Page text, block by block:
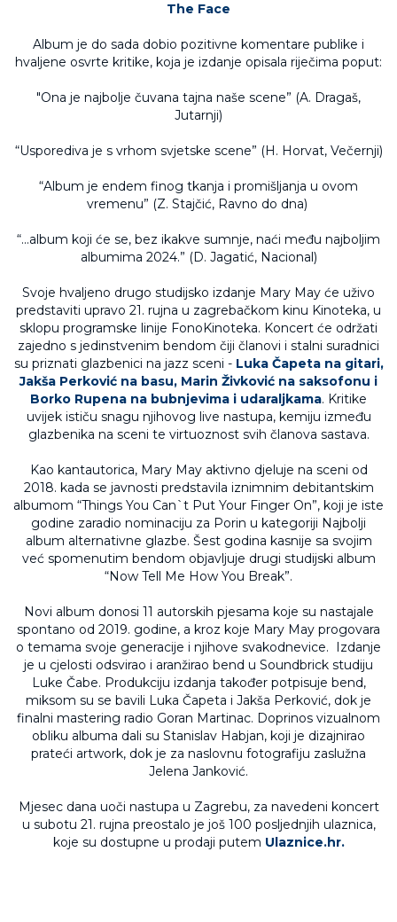
The Face
Album je do sada dobio pozitivne komentare publike i
hvaljene osvrte kritike, koja je izdanje opisala riječima poput:
"Ona je najbolje čuvana tajna naše scene” (A. Dragaš,
Jutarnji)
“Usporediva je s vrhom svjetske scene” (H. Horvat, Večernji)
“Album je endem finog tkanja i promišljanja u ovom
vremenu” (Z. Stajčić, Ravno do dna)
“...album koji će se, bez ikakve sumnje, naći među najboljim
albumima 2024.” (D. Jagatić, Nacional)
Svoje hvaljeno drugo studijsko izdanje Mary May će uživo
predstaviti upravo 21. rujna u zagrebačkom kinu Kinoteka, u
sklopu programske linije FonoKinoteka. Koncert će održati
zajedno s jedinstvenim bendom čiji članovi i stalni suradnici
su priznati glazbenici na jazz sceni - Luka Čapeta na gitari,
Jakša Perković na basu, Marin Živković na saksofonu i
Borko Rupena na bubnjevima i udaraljkama. Kritike
uvijek ističu snagu njihovog live nastupa, kemiju između
glazbenika na sceni te virtuoznost svih članova sastava.
Kao kantautorica, Mary May aktivno djeluje na sceni od
2018. kada se javnosti predstavila iznimnim debitantskim
albumom “Things You Can`t Put Your Finger On”, koji je iste
godine zaradio nominaciju za Porin u kategoriji Najbolji
album alternativne glazbe. Šest godina kasnije sa svojim
već spomenutim bendom objavljuje drugi studijski album
“Now Tell Me How You Break”.
Novi album donosi 11 autorskih pjesama koje su nastajale
spontano od 2019. godine, a kroz koje Mary May progovara
o temama svoje generacije i njihove svakodnevice. Izdanje
je u cjelosti odsvirao i aranžirao bend u Soundbrick studiju
Luke Čabe. Produkciju izdanja također potpisuje bend,
miksom su se bavili Luka Čapeta i Jakša Perković, dok je
finalni mastering radio Goran Martinac. Doprinos vizualnom
obliku albuma dali su Stanislav Habjan, koji je dizajnirao
prateći artwork, dok je za naslovnu fotografiju zaslužna
Jelena Janković.
Mjesec dana uoči nastupa u Zagrebu, za navedeni koncert
u subotu 21. rujna preostalo je još 100 posljednjih ulaznica,
koje su dostupne u prodaji putem Ulaznice.hr.